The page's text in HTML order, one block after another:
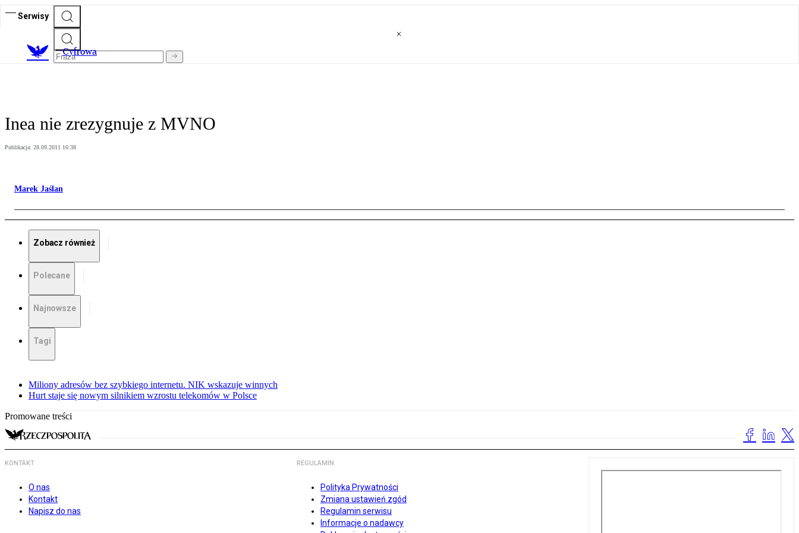
Serwisy
Cyfrowa
Inea nie zrezygnuje z MVNO
Publikacja: 28.09.2011 16:38
Marek Jaślan
Zobacz również
Polecane
Najnowsze
Tagi
Miliony adresów bez szybkiego internetu. NIK wskazuje winnych
Hurt staje się nowym silnikiem wzrostu telekomów w Polsce
Promowane treści
KONTAKT
O nas
Kontakt
Napisz do nas
REGULAMIN
Polityka Prywatności
Zmiana ustawień zgód
Regulamin serwisu
Informacje o nadawcy